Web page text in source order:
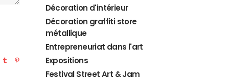
Décoration d'intérieur
Décoration graffiti store
métallique
Entrepreneuriat dans l'art
Expositions
Festival Street Art & Jam